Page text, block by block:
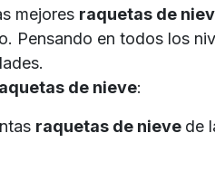
mejores raquetas de
Pensando en todos los
de nieve:
raquetas de nieve de